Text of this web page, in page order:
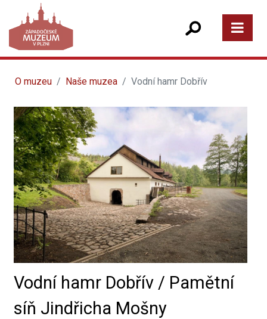
O muzeu Naše muzea Vodní hamr Dobřív
Vodní hamr Dobřív / Pamětní
síň Jindřicha Mošny